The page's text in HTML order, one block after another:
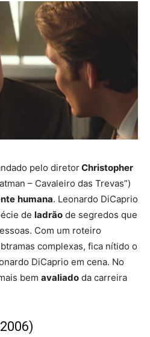
pelo diretorChristopher
– Cavaleiro das Trevas”)
humana. Leonardo DiCaprio
de ladrão de segredos que
Com um roteiro
complexas, fica nítido o
DiCaprio em cena. No
bem avaliado da carreira